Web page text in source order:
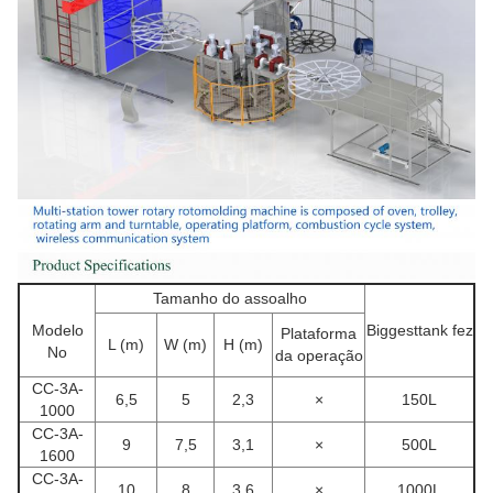
Modelo
No
Tamanho do assoalho
Biggesttank fez
L (m)
W (m) H (m)
Plataforma
da operação
CC-3A-
1000
6,5 5 2,3 ×
150L
CC-3A-
1600
9 7,5 3,1 ×
500L
CC-3A-